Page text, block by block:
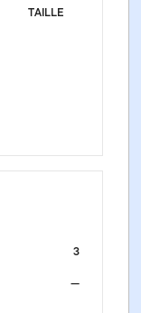
TAILLE
3
—